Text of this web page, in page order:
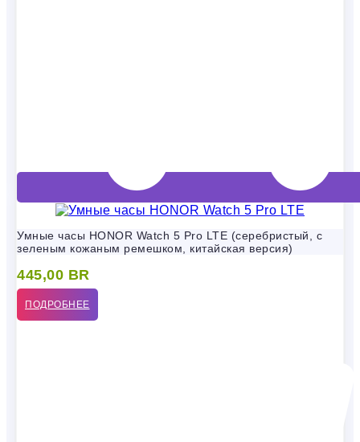
Умные часы HONOR Watch 5 Pro LTE (серебристый, с
зеленым кожаным ремешком, китайская версия)
445,00 BR
ПОДРОБНЕЕ